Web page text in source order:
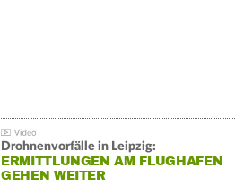
Drohnenvorfälle in Leipzig:
ERMITTLUNGEN AM FLUGHAFEN
GEHEN WEITER